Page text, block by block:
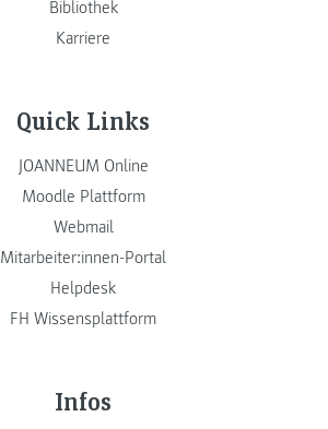
Bibliothek
Karriere
Quick Links
JOANNEUM Online
Moodle Plattform
Webmail
Mitarbeiter:innen-Portal
Helpdesk
FH Wissensplattform
Infos